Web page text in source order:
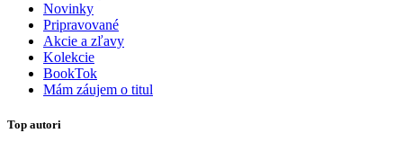
Novinky
Pripravované
Akcie a zľavy
Kolekcie
BookTok
Mám záujem o titul
Top autori